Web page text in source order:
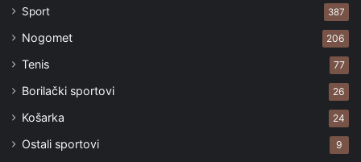
Sport 387
Nogomet 206
Tenis 77
Borilački sportovi 26
Košarka 24
Ostali sportovi 9